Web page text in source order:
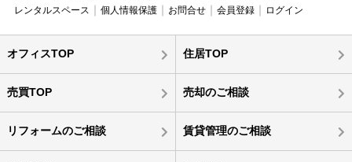
レンタルスペース
個人情報保護 お問合せ 会員登録 ログイン
オフィスTOP 住居TOP
売買TOP 売却のご相談
リフォームのご相談 賃貸管理のご相談